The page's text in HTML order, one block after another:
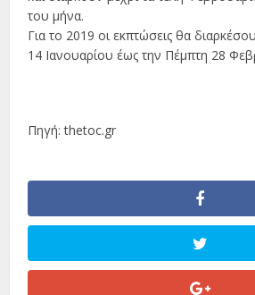
του μήνα.
Για το 2019 οι εκπτώσεις θα
14 Ιανουαρίου έως την Πέμπτη 28
Πηγή: thetoc.gr